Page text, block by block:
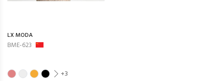
LX MODA
BME-623
+3